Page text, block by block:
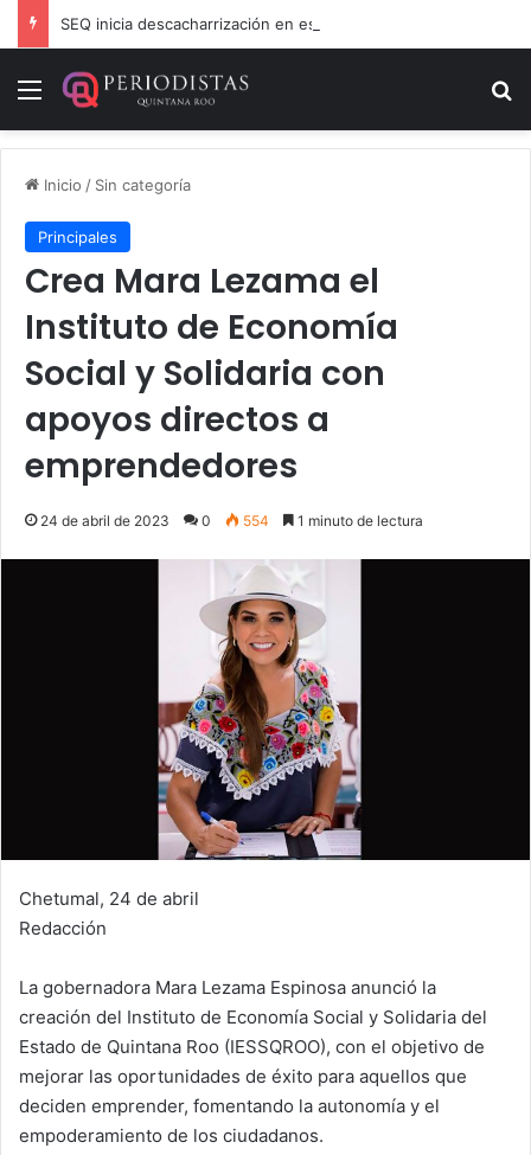
Menú
Inicio / Sin categoría
Principales
Crea Mara Lezama el
Instituto de Economía
Social y Solidaria con
apoyos directos a
emprendedores
24 de abril de 2023 0 554 1 minuto de lectura
Chetumal, 24 de abril
Redacción
La gobernadora Mara Lezama Espinosa anunció la
creación del Instituto de Economía Social y Solidaria del
Estado de Quintana Roo (IESSQROO), con el objetivo de
mejorar las oportunidades de éxito para aquellos que
deciden emprender, fomentando la autonomía y el
empoderamiento de los ciudadanos.